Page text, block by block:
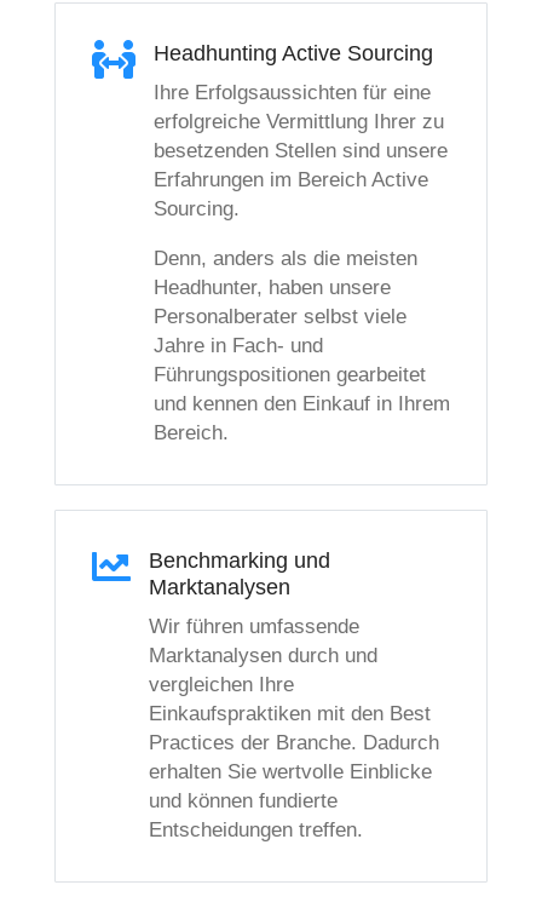
 Headhunting Active Sourcing
Ihre Erfolgsaussichten für eine
erfolgreiche Vermittlung Ihrer zu
besetzenden Stellen sind unsere
Erfahrungen im Bereich Active
Sourcing.
Denn, anders als die meisten
Headhunter, haben unsere
Personalberater selbst viele
Jahre in Fach- und
Führungspositionen gearbeitet
und kennen den Einkauf in Ihrem
Bereich.

Benchmarking und
Marktanalysen
Wir führen umfassende
Marktanalysen durch und
vergleichen Ihre
Einkaufspraktiken mit den Best
Practices der Branche. Dadurch
erhalten Sie wertvolle Einblicke
und können fundierte
Entscheidungen treffen.